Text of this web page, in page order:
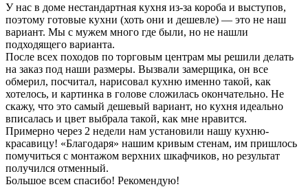
У нас в доме нестандартная кухня из-за короба и выступов,
поэтому готовые кухни (хоть они и дешевле) — это не наш
вариант. Мы с мужем много где были, но не нашли
подходящего варианта.
После всех походов по торговым центрам мы решили делать
на заказ под наши размеры. Вызвали замерщика, он все
обмерил, посчитал, нарисовал кухню именно такой, как
хотелось, и картинка в голове сложилась окончательно. Не
скажу, что это самый дешевый вариант, но кухня идеально
вписалась и цвет выбрала такой, как мне нравится.
Примерно через 2 недели нам установили нашу кухню-
красавицу! «Благодаря» нашим кривым стенам, им пришлось
помучиться с монтажом верхних шкафчиков, но результат
получился отменный.
Большое всем спасибо! Рекомендую!